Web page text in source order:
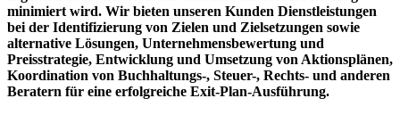
minimiert wird. Wir bieten unseren Kunden Dienstleistungen
bei der Identifizierung von Zielen und Zielsetzungen sowie
alternative Lösungen, Unternehmensbewertung und
Preisstrategie, Entwicklung und Umsetzung von Aktionsplänen,
Koordination von Buchhaltungs-, Steuer-, Rechts- und anderen
Beratern für eine erfolgreiche Exit-Plan-Ausführung.